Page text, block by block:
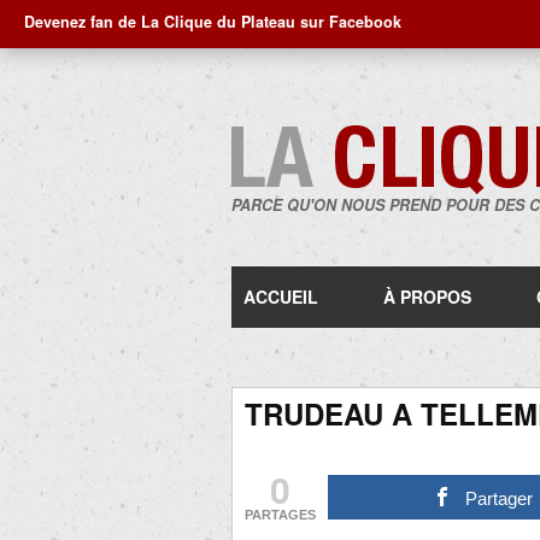
Devenez fan de La Clique du Plateau sur Facebook
PARCE QU'ON NOUS PREND POUR DES
ACCUEIL À PROPOS
TRUDEAU A
0
PARTAGES
Partager